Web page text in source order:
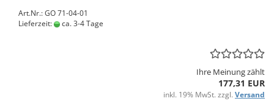
Art.Nr.: GO 71-04-01
Lieferzeit:
ca. 3-4 Tage
Ihre Meinung zählt
177,31 EUR
inkl. 19% MwSt. zzgl. Versand